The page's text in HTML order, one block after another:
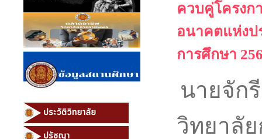
ควบคู่โครงก
อนาคตแห่งป
การศึกษา
นายจัก
วิทยาลั